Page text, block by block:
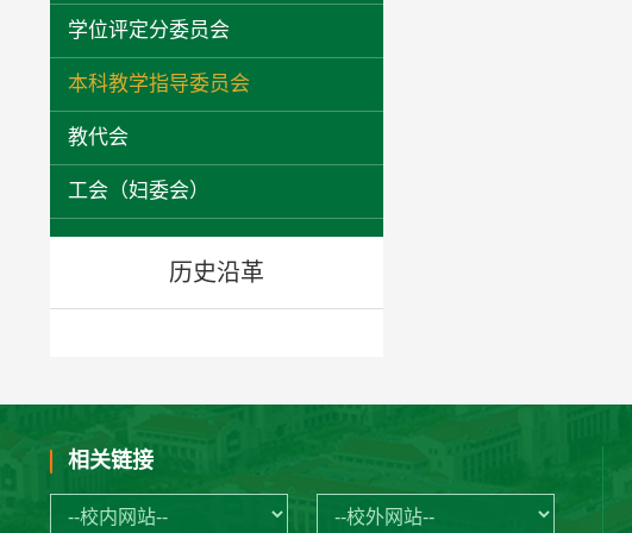
学位评定分委员会
本科教学指导委员会
教代会
工会（妇委会）
历史沿革
相关链接